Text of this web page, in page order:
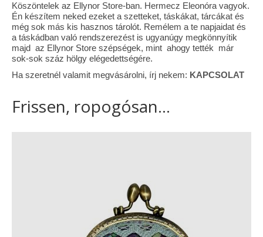
Ellynor története
Adatkezelési tájékoztató
Általános Szerződési Feltételek
Köszöntelek az Ellynor Store-ban. Hermecz Eleonóra vagyok.
Én készítem neked ezeket a szetteket, táskákat, tárcákat és
még sok más kis hasznos tárolót. Remélem a te napjaidat és
a táskádban való rendszerezést is ugyanúgy megkönnyítik
majd az Ellynor Store szépségek, mint ahogy tették már
sok-sok száz hölgy elégedettségére.
Ha szeretnél valamit megvásárolni, írj nekem: KAPCSOLAT
Frissen, ropogósan...